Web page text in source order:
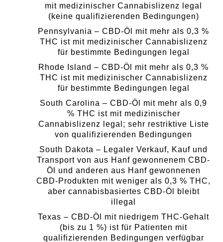
mit medizinischer Cannabislizenz legal
(keine qualifizierenden Bedingungen)
Pennsylvania – CBD-Öl mit mehr als 0,3 %
THC ist mit medizinischer Cannabislizenz
für bestimmte Bedingungen legal
Rhode Island – CBD-Öl mit mehr als 0,3 %
THC ist mit medizinischer Cannabislizenz
für bestimmte Bedingungen legal
South Carolina – CBD-Öl mit mehr als 0,9
% THC ist mit medizinischer
Cannabislizenz legal; sehr restriktive Liste
von qualifizierenden Bedingungen
South Dakota – Legaler Verkauf, Kauf und
Transport von aus Hanf gewonnenem CBD-
Öl und anderen aus Hanf gewonnenen
CBD-Produkten mit weniger als 0,3 % THC,
aber cannabisbasiertes CBD-Öl bleibt
illegal
Texas – CBD-Öl mit niedrigem THC-Gehalt
(bis zu 1 %) ist für Patienten mit
qualifizierenden Bedingungen verfügbar